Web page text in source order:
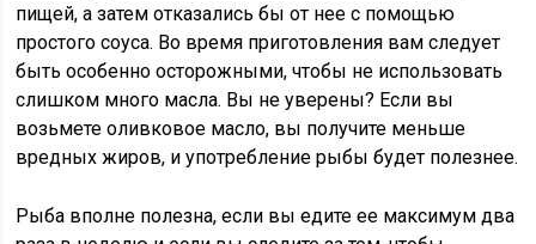
пищей, а затем отказались бы от нее с помощью
простого соуса. Во время приготовления вам следует
быть особенно осторожными, чтобы не использовать
слишком много масла. Вы не уверены? Если вы
возьмете оливковое масло, вы получите меньше
вредных жиров, и употребление рыбы будет полезнее.
Рыба вполне полезна, если вы едите ее максимум два